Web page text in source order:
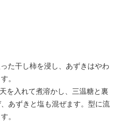
た干し柿を浸し、あずきはやわ
。
を入れて煮溶かし、三温糖と裏
あずきと塩も混ぜます。型に流
。